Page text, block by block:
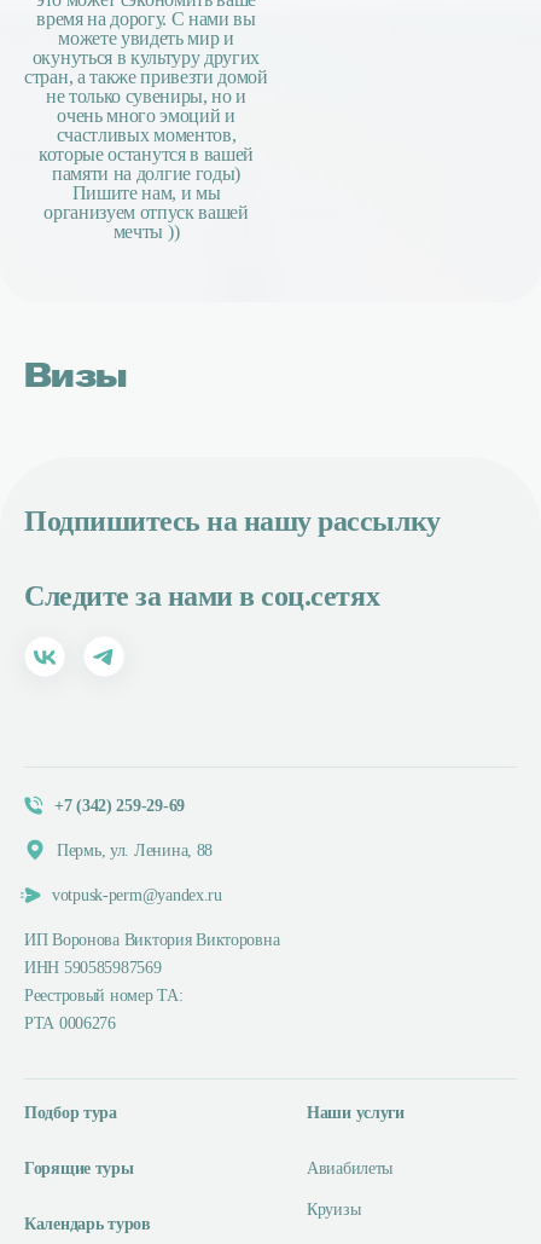
время на дорогу. С нами вы
можете увидеть мир и
окунуться в культуру других
стран, а также привезти домой
не только сувениры, но и
очень много эмоций и
счастливых моментов,
которые останутся в вашей
памяти на долгие годы)
Пишите нам, и мы
организуем отпуск вашей
мечты ))
Визы
Подпишитесь на нашу рассылку
Следите за нами в соц.сетях
+7 (342) 259-29-69
Пермь, ул. Ленина, 88
votpusk-perm@yandex.ru
ИП Воронова Виктория Викторовна
ИНН 590585987569
Реестровый номер ТА:
РТА 0006276
Подбор тура
Горящие туры
Календарь туров
Наши услуги
Авиабилеты
Круизы